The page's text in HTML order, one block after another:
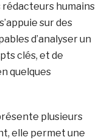
humains
sur des
d’analyser un
clés, et de
quelques
plusieurs
elle permet une